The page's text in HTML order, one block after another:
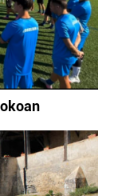
ken dezakezu
cookie-
eta
teknologia hori
Gehiago